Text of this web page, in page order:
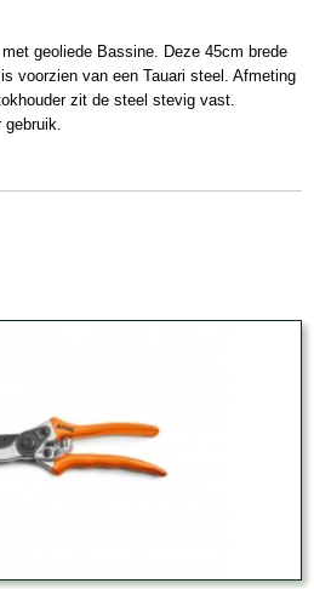
geoliede Bassine. Deze 45cm brede
voorzien van een Tauari steel. Afmeting
zit de steel stevig vast.
gebruik.